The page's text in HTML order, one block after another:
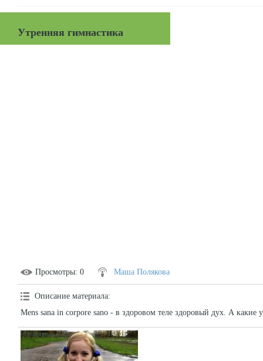
Утренняя гимнастика
Просмотры: 0 Маша Полякова
Описание материала:
Mens sana in corpore sano - в здоровом теле здоровый дух. А какие